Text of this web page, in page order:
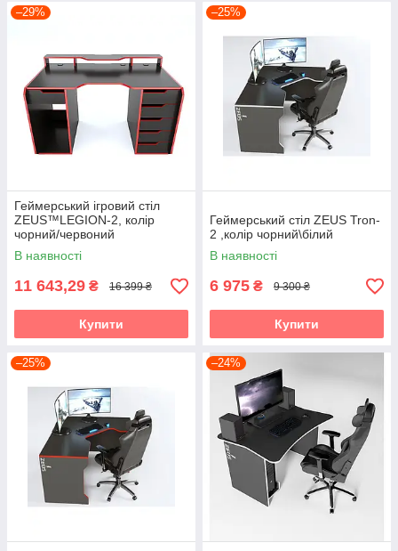
–29%
Геймерський ігровий стіл
ZEUS™LEGION-2, колір
чорний/червоний
В наявності
11 643,29 ₴ 16 399 ₴
Купити
–25%
Геймерський стіл ZEUS Tron-
2 ,колір чорний\білий
В наявності
6 975 ₴ 9 300 ₴
Купити
–25% –24%